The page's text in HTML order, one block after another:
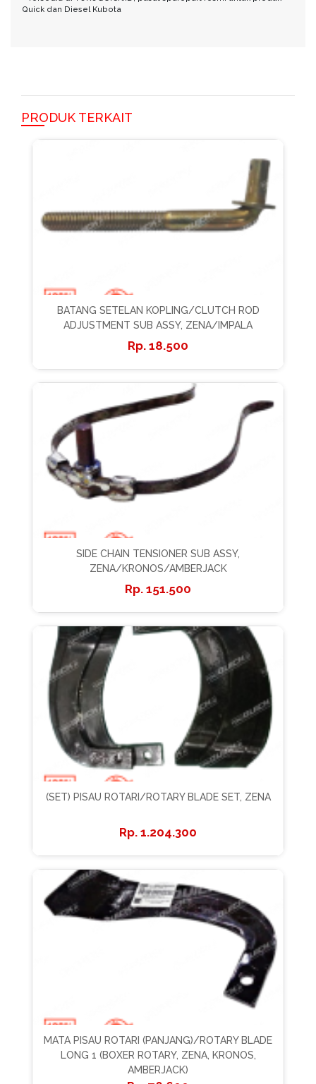
Quick dan Diesel Kubota
PRODUK TERKAIT
BATANG SETELAN KOPLING/CLUTCH ROD
ADJUSTMENT SUB ASSY, ZENA/IMPALA
18.500
SIDE CHAIN TENSIONER SUB ASSY,
ZENA/KRONOS/AMBERJACK
151.500
(SET) PISAU ROTARI/ROTARY BLADE SET, ZENA
1.204.300
MATA PISAU ROTARI (PANJANG)/ROTARY BLADE
LONG 1 (BOXER ROTARY, ZENA, KRONOS,
AMBERJACK)